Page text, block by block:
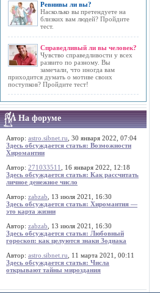
Ревнивы ли вы?
Насколько вы претендуете на
близких вам людей? Пройдите
тест.
Справедливый ли вы человек?
Чувство справедливости у всех
развито по разному. Вы
замечали, что иногда вам
приходится думать о мотиве своих
поступков? Пройдите тест!
На форуме
Автор: astro.sibnet.ru , 30 января 2022, 07:04
Здесь обсуждается статья: Возможности
Хиромантии
Автор: 271033511
, 16 января 2022, 12:18
Здесь обсуждается статья: Как рассчитать
личное денежное число
Автор: zabzab , 13 июля 2021, 16:30
Здесь обсуждается статья: Хиромантия —
это карта жизни
Автор: zabzab , 13 июля 2021, 16:30
Здесь обсуждается статья: Любовный
гороскоп: как целуются знаки Зодиака
Автор: astro.sibnet.ru , 11 марта 2021, 00:11
Здесь обсуждается статья: Числа
открывают тайны мироздания